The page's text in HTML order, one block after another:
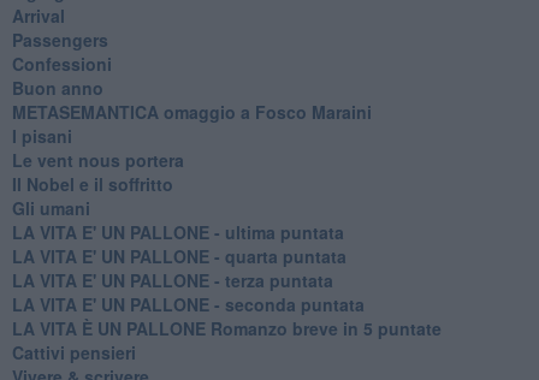
Arrival
Passengers
Confessioni
Buon anno
METASEMANTICA omaggio a Fosco Maraini
I pisani
Le vent nous portera
Il Nobel e il soffritto
Gli umani
LA VITA E' UN PALLONE - ultima puntata
LA VITA E' UN PALLONE - quarta puntata
LA VITA E' UN PALLONE - terza puntata
LA VITA E' UN PALLONE - seconda puntata
LA VITA È UN PALLONE Romanzo breve in 5 puntate
Cattivi pensieri